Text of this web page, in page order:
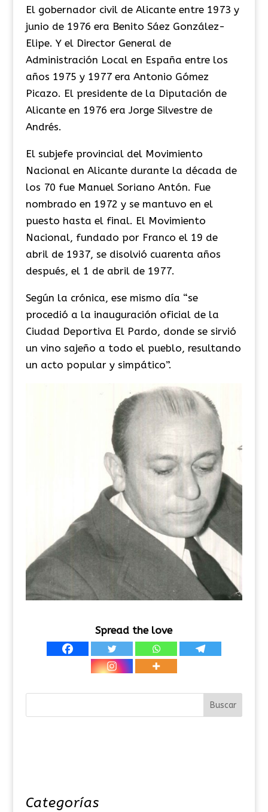
El gobernador civil de Alicante entre 1973 y
junio de 1976 era Benito Sáez González-
Elipe. Y el Director General de
Administración Local en España entre los
años 1975 y 1977 era Antonio Gómez
Picazo. El presidente de la Diputación de
Alicante en 1976 era Jorge Silvestre de
Andrés.
El subjefe provincial del Movimiento
Nacional en Alicante durante la década de
los 70 fue Manuel Soriano Antón. Fue
nombrado en 1972 y se mantuvo en el
puesto hasta el final. El Movimiento
Nacional, fundado por Franco el 19 de
abril de 1937, se disolvió cuarenta años
después, el 1 de abril de 1977.
Según la crónica, ese mismo día “se
procedió a la inauguración oficial de la
Ciudad Deportiva El Pardo, donde se sirvió
un vino sajeño a todo el pueblo, resultando
un acto popular y simpático”.
Spread the love
Categorías